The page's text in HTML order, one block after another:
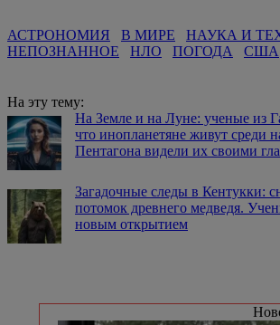
АСТРОНОМИЯ В МИРЕ
НАУКА И
НЕПОЗНАННОЕ
НЛО ПОГОДА США
На эту тему:
На Земле и на Луне: ученые из
что инопланетяне живут среди
Пентагона видели их своими
Загадочные следы в Кентукки:
потомок древнего медведя.
новым открытием